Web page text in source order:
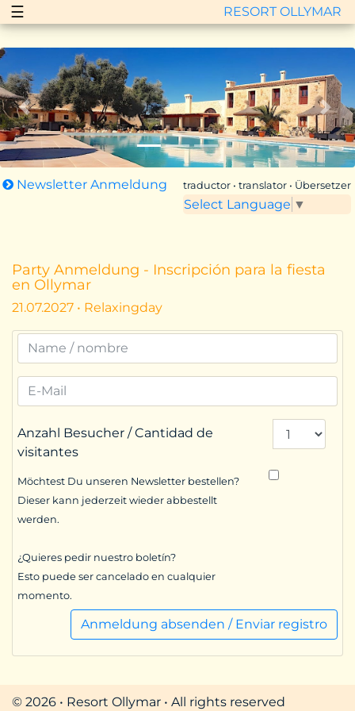
☰ RESORT OLLYMAR
Zurück Vor
Newsletter Anmeldung traductor • translator • Übersetzer
Select Language ▼
Party Anmeldung - Inscripción para la fiesta
en Ollymar
21.07.2027 • Relaxingday
Anzahl Besucher / Cantidad de
visitantes
Möchtest Du unseren Newsletter bestellen?
Dieser kann jederzeit wieder abbestellt
werden.
¿Quieres pedir nuestro boletín?
Esto puede ser cancelado en cualquier
momento.
Anmeldung absenden / Enviar registro
© 2026 • Resort Ollymar • All rights reserved